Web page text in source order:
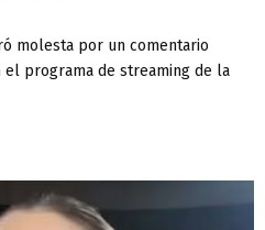
molesta por un comentario
programa de streaming de la